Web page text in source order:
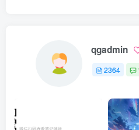
qgadmin
2364